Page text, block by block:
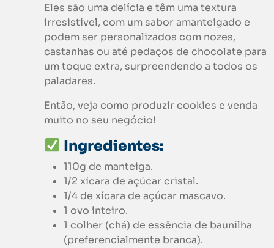
Eles são uma delícia e têm uma textura
irresistível, com um sabor amanteigado e
podem ser personalizados com nozes,
castanhas ou até pedaços de chocolate para
um toque extra, surpreendendo a todos os
paladares.
Então, veja como produzir cookies e venda
muito no seu negócio!
Ingredientes:
110g de manteiga.
1/2 xícara de açúcar cristal.
1/4 de xícara de açúcar mascavo.
1 ovo inteiro.
1 colher (chá) de essência de baunilha
(preferencialmente branca).